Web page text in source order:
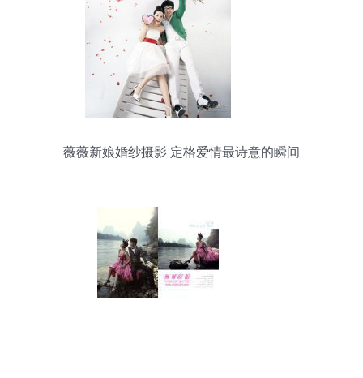
薇薇新娘婚纱摄影 定格爱情最诗意的瞬间